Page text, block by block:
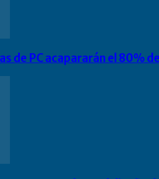
de PC acapararán el 80%